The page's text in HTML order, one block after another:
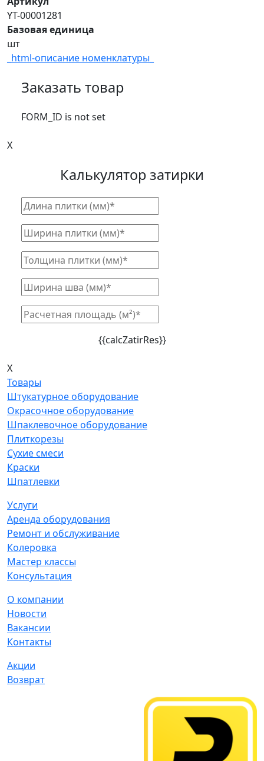
YT-00001281
Базовая единица
шт
_html-описание номенклатуры_
Заказать товар
FORM_ID is not set
X
Калькулятор затирки
{{calcZatirRes}}
X
Товары
Штукатурное оборудование
Окрасочное оборудование
Шпаклевочное оборудование
Плиткорезы
Сухие смеси
Краски
Шпатлевки
Услуги
Аренда оборудования
Ремонт и обслуживание
Колеровка
Мастер классы
Консультация
О компании
Новости
Вакансии
Контакты
Акции
Возврат